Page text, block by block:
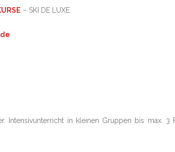
– SKI DE LUXE
Intensivunterricht in kleinen Gruppen bis max.